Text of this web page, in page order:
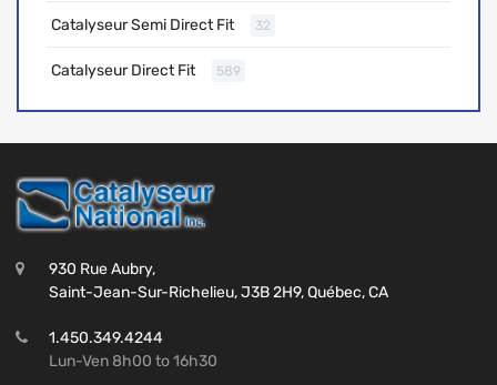
Catalyseur Semi Direct Fit 32
Catalyseur Direct Fit 589
930 Rue Aubry,
Saint-Jean-Sur-Richelieu, J3B 2H9, Québec, CA
1.450.349.4244
Lun-Ven 8h00 to 16h30